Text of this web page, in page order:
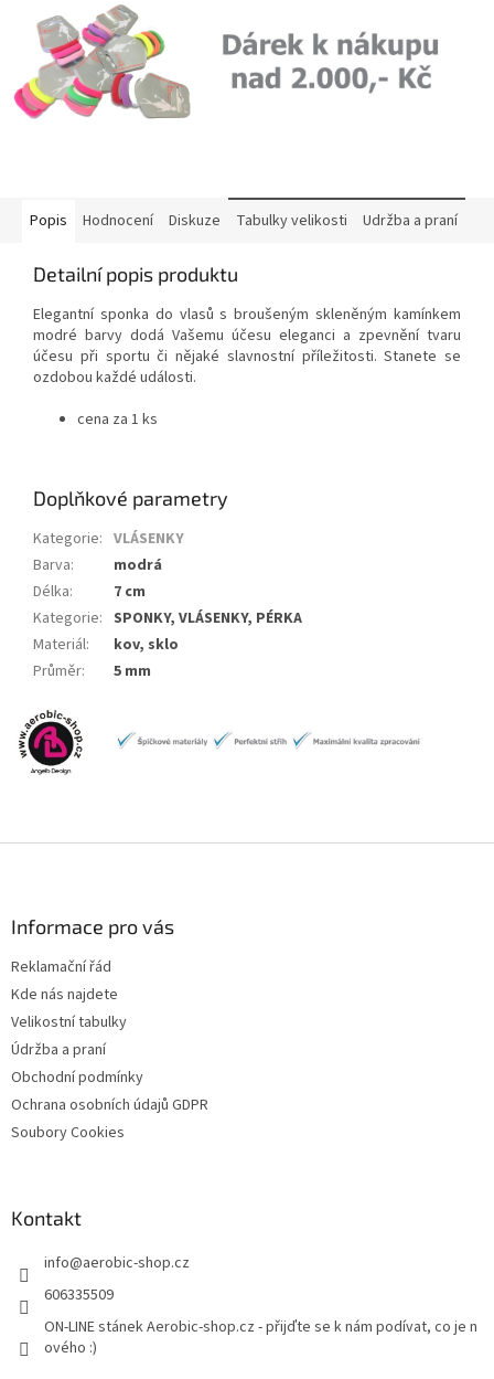
Popis Hodnocení Diskuze Tabulky velikosti Udržba a praní
Detailní popis produktu
Elegantní sponka do vlasů s broušeným skleněným kamínkem
modré barvy dodá Vašemu účesu eleganci a zpevnění tvaru
účesu při sportu či nějaké slavnostní příležitosti. Stanete se
ozdobou každé události.
cena za 1 ks
Doplňkové parametry
Kategorie: VLÁSENKY
Barva:
modrá
Délka:
7 cm
Kategorie: SPONKY, VLÁSENKY, PÉRKA
Materiál:
kov, sklo
Průměr: 5 mm
Informace pro vás
Reklamační řád
Kde nás najdete
Velikostní tabulky
Údržba a praní
Obchodní podmínky
Ochrana osobních údajů GDPR
Soubory Cookies
Kontakt
info@aerobic-shop.cz
606335509
ON-LINE stánek Aerobic-shop.cz - přijďte se k nám podívat, co je n
ového :)